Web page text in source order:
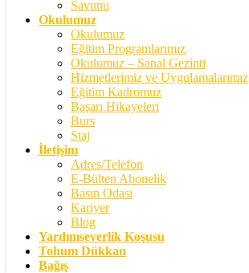
Savunu
Okulumuz
Okulumuz
Eğitim Programlarımız
Okulumuz – Sanal Gezinti
Hizmetlerimiz ve Uygulamalarımız
Eğitim Kadromuz
Başarı Hikayeleri
Burs
Staj
İletişim
Adres/Telefon
E-Bülten Abonelik
Basın Odası
Kariyer
Blog
Yardımseverlik Koşusu
Tohum Dükkan
Bağış